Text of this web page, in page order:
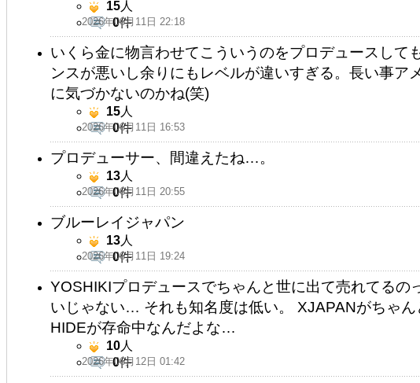
2026年06月11日 22:18
15人
0件
いくら金に物言わせてこういうのをプロデュースして
ンスが悪いし余りにもレベルが違いすぎる。長い事ア
に気づかないのかね(笑)
2026年06月11日 16:53
15人
0件
プロデューサー、間違えたね…。
2026年06月11日 20:55
13人
0件
ブルーレイジャパン
2026年06月11日 19:24
13人
0件
YOSHIKIプロデュースでちゃんと世に出て売れてるの
いじゃない… それも知名度は低い。 XJAPANがちゃん
HIDEが存命中なんだよな…
2026年06月12日 01:42
10人
0件